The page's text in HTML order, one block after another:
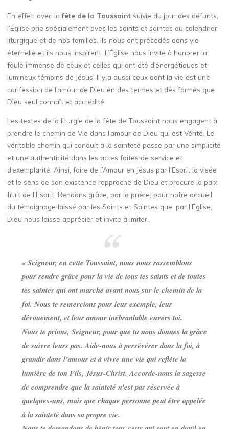
En effet, avec lafête de la Toussaintsuivie du jour des défunts,
l’Église prie spécialement avec les saints et saintes du calendrier
liturgique et de nos familles. Ils nous ont précédés dans vie
éternelle et ils nous inspirent. L’Église nous invite à honorer la
foule immense de ceux et celles qui ont été d’énergétiques et
lumineux témoins de Jésus. Il y a aussi ceux dont la vie est une
confession de l’amour de Dieu en des termes et des formes que
Dieu seul connaît et accrédité.
Les textes de la liturgie de la fête de Toussaint nous engagent à
prendre le chemin de Vie dans l’amour de Dieu qui est Vérité. Le
véritable chemin qui conduit à la sainteté passe par une simplicité
et une authenticité dans les actes faites de service et
d’exemplarité. Ainsi, faire de l’Amour en Jésus par l’Esprit la visée
et le sens de son existence rapproche de Dieu et procure la paix
fruit de l’Esprit. Rendons grâce, par la prière, pour notre accueil
du témoignage laissé par les Saints et Saintes que, par l’Église,
Dieu nous laisse apprécier et invite à imiter.
« Seigneur, en cette Toussaint, nous nous rassemblons
pour rendre grâce pour la vie de tous tes saints et de toutes
tes saintes qui ont marché avant nous sur le chemin de la
foi. Nous te remercions pour leur exemple, leur
dévouement, et leur amour inébranlable envers toi.
Nous te prions, Seigneur, pour que tu nous donnes la grâce
de suivre leurs pas. Aide-nous à persévérer dans la foi, à
grandir dans l’amour et à vivre une vie qui reflète la
lumière de ton Fils, Jésus-Christ. Accorde-nous la sagesse
de comprendre que la sainteté n’est pas réservée à
quelques-uns, mais que chaque personne peut être appelée
à la sainteté dans sa propre vie.